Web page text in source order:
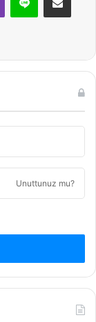
Unuttunuz mu?